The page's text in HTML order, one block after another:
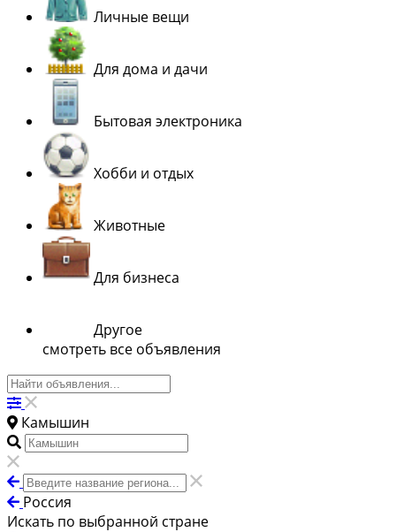
Личные вещи
Для дома и дачи
Бытовая электроника
Хобби и отдых
Животные
Для бизнеса
Другое
смотреть все объявления
Камышин
Россия
Искать по выбранной стране